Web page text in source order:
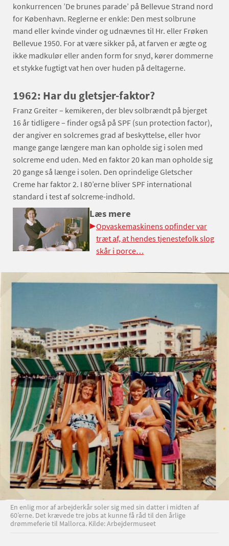
konkurrencen ’De brunes parade’ på Bellevue Strand nord
for København. Reglerne er enkle: Den mest solbrune
mand eller kvinde vinder og udnævnes til Hr. eller Frøken
Bellevue 1950. For at være sikker på, at farven er ægte og
ikke madkulør eller anden form for snyd, kører dommerne
et stykke fugtigt vat hen over huden på deltagerne.
1962: Har du gletsjer-faktor?
Franz Greiter – kemikeren, der blev solbrændt på bjerget
16 år tidligere – finder også på SPF (sun protection factor),
der angiver en solcremes grad af beskyttelse, eller hvor
mange gange længere man kan opholde sig i solen med
solcreme end uden. Med en faktor 20 kan man opholde sig
20 gange så længe i solen. Den oprindelige Gletscher
Creme har faktor 2. I 80’erne bliver SPF international
standard i test af solcreme-indhold.
Læs mere
Opvaskemaskinens opfinder var
træt af, at hendes tjenestefolk slog
skår i porce…
En enlig mor af arbejderkår soler sig med sin datter i midten af
60’erne. Det krævede tre jobs at kunne få råd til den årlige
drømmeferie til Mallorca. Kilde: Arbejdermuseet